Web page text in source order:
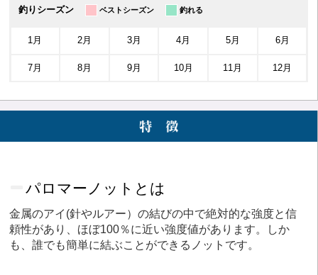
釣りシーズン ベストシーズン 釣れる
1月 2月 3月 4月 5月 6月
7月 8月 9月 10月 11月 12月
パロマーノットとは
金属のアイ(針やルアー）の結びの中で絶対的な強度と信
頼性があり、ほぼ100％に近い強度値があります。しか
も、誰でも簡単に結ぶことができるノットです。